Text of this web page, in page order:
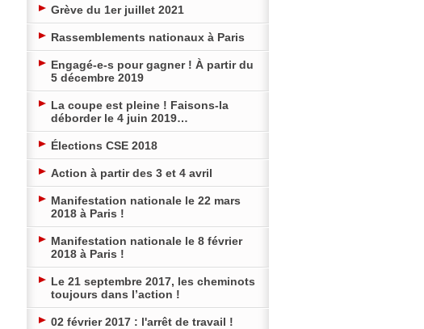
Grève du 1er juillet 2021
Rassemblements nationaux à Paris
Engagé-e-s pour gagner ! À partir du
5 décembre 2019
La coupe est pleine ! Faisons-la
déborder le 4 juin 2019…
Élections CSE 2018
Action à partir des 3 et 4 avril
Manifestation nationale le 22 mars
2018 à Paris !
Manifestation nationale le 8 février
2018 à Paris !
Le 21 septembre 2017, les cheminots
toujours dans l’action !
02 février 2017 : l'arrêt de travail !